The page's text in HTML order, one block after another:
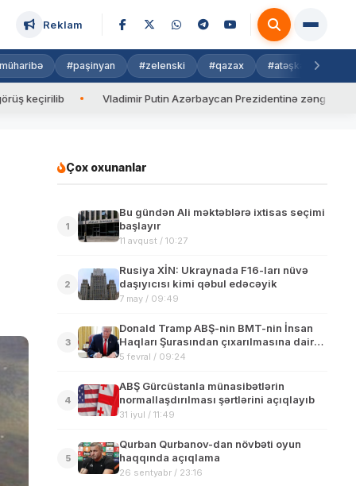
Reklam
#paşinyan #zelenski #qazax #atəşkəs
Vladimir Putin Azərbaycan Prezidentinə zəng edib
Çox oxunanlar
1
Bu gündən Ali məktəblərə ixtisas seçimi
başlayır
11 avqust / 10:27
2
Rusiya XİN: Ukraynada F16-ları nüvə
daşıyıcısı kimi qəbul edəcəyik
7 may / 09:49
3
Donald Tramp ABŞ-nin BMT-nin İnsan
Haqları Şurasından çıxarılmasına dair
sərəncam imzalayıb
5 fevral / 09:24
4
ABŞ Gürcüstanla münasibətlərin
normallaşdırılması şərtlərini açıqlayıb
31 iyul / 11:49
5
Qurban Qurbanov-dan növbəti oyun
haqqında açıqlama
26 sentyabr / 23:16